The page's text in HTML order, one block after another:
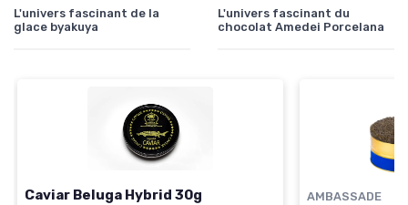
L'univers fascinant de la
glace byakuya
L'univers fascinant du
chocolat Amedei Porcelana
Caviar Beluga Hybrid 30g AMBASSADE